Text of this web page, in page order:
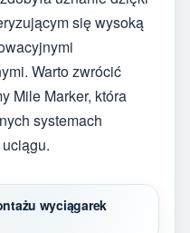
się wysoką
Warto zwrócić
Mile Marker, która
systemach
wyciągarek